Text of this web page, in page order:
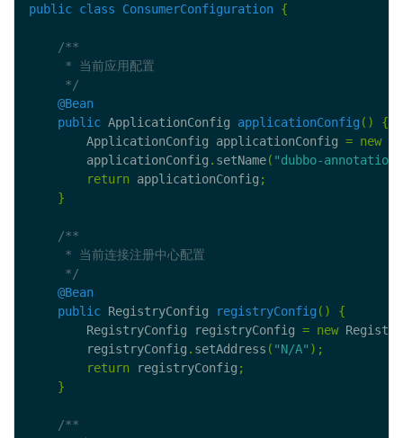
public class ConsumerConfiguration {
     */
@Bean
public ApplicationConfig applicationConfig ()
{
        ApplicationConfig applicationConfig
= new
        applicationConfig
. setName( "dubbo-annotation-
return applicationConfig ;
}
     */
@Bean
public RegistryConfig registryConfig ()
{
        RegistryConfig registryConfig
= new
        registryConfig
. setAddress ( "N/A" );
return registryConfig ;
}